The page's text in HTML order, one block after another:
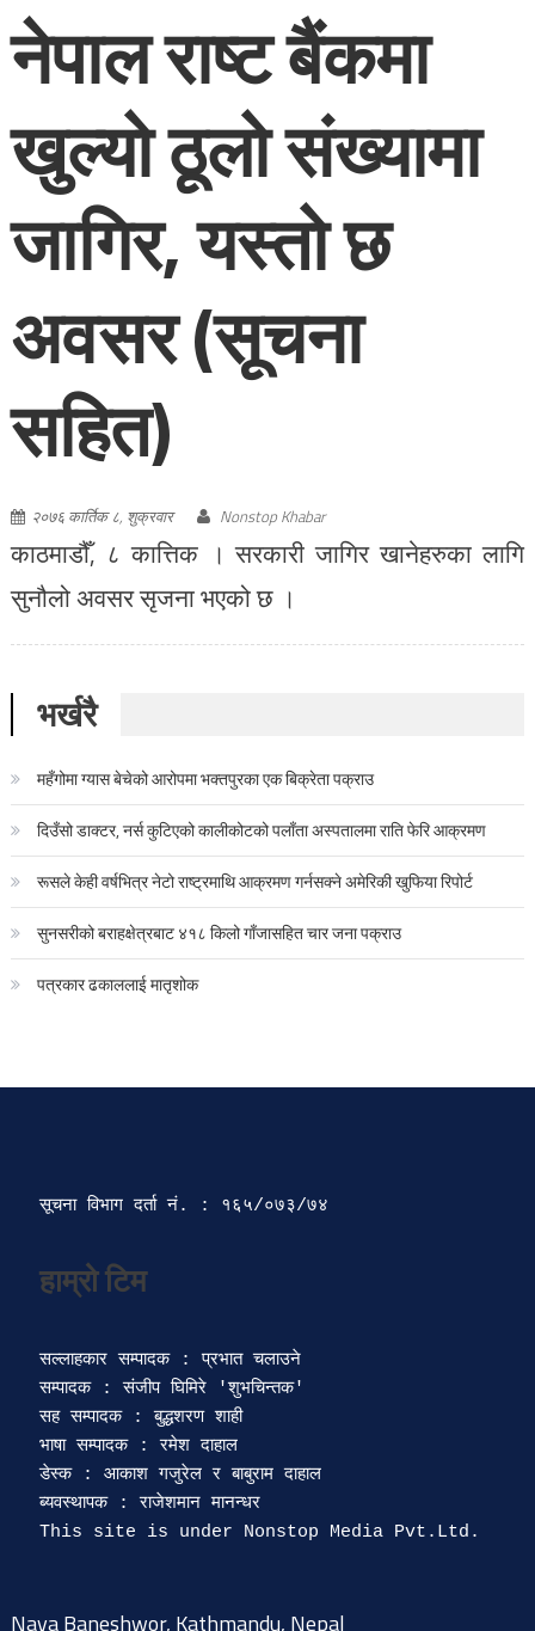
नेपाल राष्ट बैंकमा
खुल्यो ठूलो संख्यामा
जागिर, यस्तो छ
अवसर (सूचना
सहित)
२०७६ कार्तिक ८, शुक्रवार Nonstop Khabar
काठमाडौँ, ८ कात्तिक । सरकारी जागिर खानेहरुका लागि
सुनौलो अवसर सृजना भएको छ ।
भर्खरै
महँगोमा ग्यास बेचेको आरोपमा भक्तपुरका एक बिक्रेता पक्राउ
दिउँसो डाक्टर, नर्स कुटिएको कालीकोटको पलाँता अस्पतालमा राति फेरि आक्रमण
रूसले केही वर्षभित्र नेटो राष्ट्रमाथि आक्रमण गर्नसक्ने अमेरिकी खुफिया रिपोर्ट
सुनसरीको बराहक्षेत्रबाट ४१८ किलो गाँजासहित चार जना पक्राउ
पत्रकार ढकाललाई मातृशोक
सूचना विभाग दर्ता‍ नं. : १६५/०७३/७४
हाम्रो टिम
सल्लाहकार सम्पादक : प्रभात चलाउने
सम्पादक : संजीप घिमिरे 'शुभचिन्तक'
सह सम्पादक : बुद्धशरण शाही
भाषा सम्पादक : रमेश दाहाल
डेस्क : आकाश गजुरेल र बाबुराम दाहाल
ब्यवस्थापक : राजेशमान मानन्धर
Naya Baneshwor, Kathmandu, Nepal